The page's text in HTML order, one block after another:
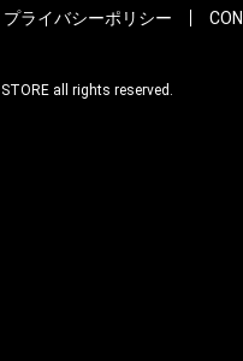
プライバシーポリシー
all rights reserved.